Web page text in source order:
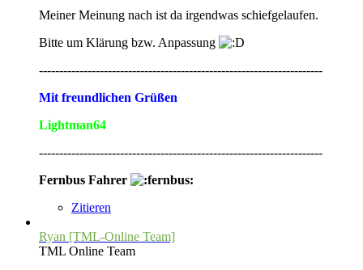
Meiner Meinung nach ist da irgendwas schiefgelaufen.
Bitte um Klärung bzw. Anpassung
----------------------------------------------------------------------
Mit freundlichen Grüßen
Lightman64
----------------------------------------------------------------------
Fernbus Fahrer
Zitieren
Ryan [TML-Online Team]
TML Online Team